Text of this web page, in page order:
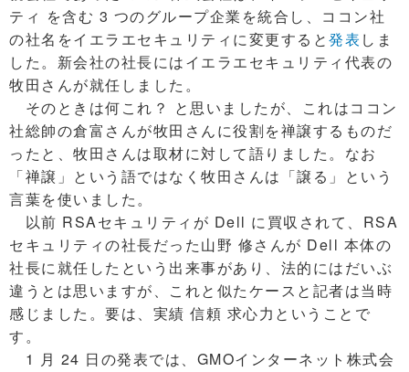
ティ を含む 3 つのグループ企業を統合し、ココン社
の社名をイエラエセキュリティに変更すると発表 しま
した。新会社の社長にはイエラエセキュリティ代表の
牧田さんが就任しました。
そのときは何これ？ と思いましたが、これはココン
社総帥の倉富さんが牧田さんに役割を禅譲するものだ
ったと、牧田さんは取材に対して語りました。なお
「禅譲」という語ではなく牧田さんは「譲る」という
言葉を使いました。
以前 RSAセキュリティが Dell に買収されて、RSA
セキュリティの社長だった山野 修さんが Dell 本体の
社長に就任したという出来事があり、法的にはだいぶ
違うとは思いますが、これと似たケースと記者は当時
感じました。要は、実績 信頼 求心力ということで
す。
1 月 24 日の発表では、GMOインターネット株式会